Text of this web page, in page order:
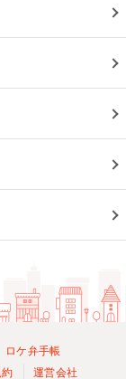
ロケ弁手帳
運営会社